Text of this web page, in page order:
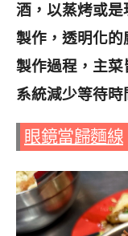
酒，以蒸烤或
製作，透明化
製作過程，主
系統減少等待時
眼鏡當歸麵線